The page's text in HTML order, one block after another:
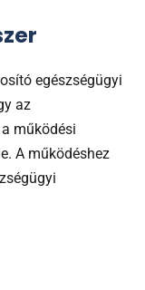
egészségügyi
az
működési
A működéshez